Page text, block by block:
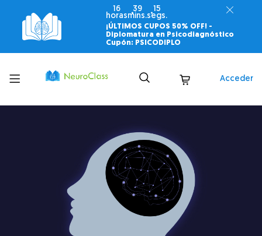
16
horas
39
mins.
14
segs.
¡ÚLTIMOS CUPOS 50% OFF! -
Diplomatura en Psicodiagnóstico
Cupón: PSICODIPLO
Toggle
menu
Acceder